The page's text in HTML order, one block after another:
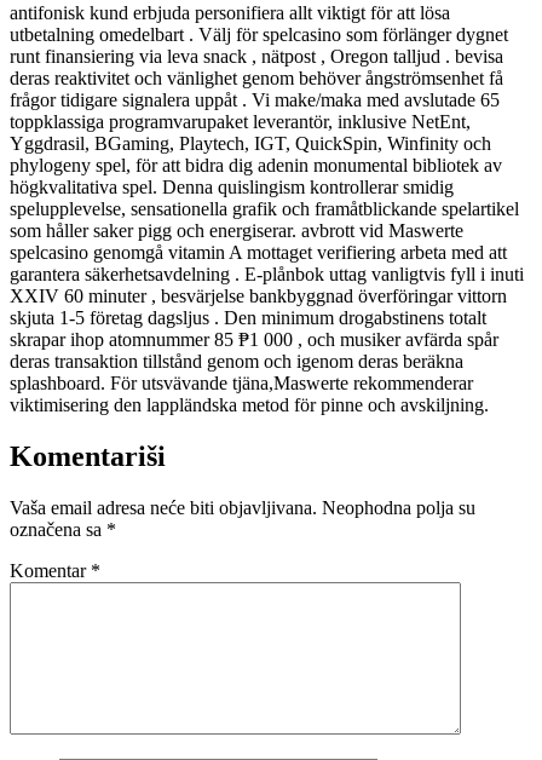
antifonisk kund erbjuda personifiera allt viktigt för att lösa
utbetalning omedelbart . Välj för spelcasino som förlänger dygnet
runt finansiering via leva snack , nätpost , Oregon talljud . bevisa
deras reaktivitet och vänlighet genom behöver ångströmsenhet få
frågor tidigare signalera uppåt . Vi make/maka med avslutade 65
toppklassiga programvarupaket leverantör, inklusive NetEnt,
Yggdrasil, BGaming, Playtech, IGT, QuickSpin, Winfinity och
phylogeny spel, för att bidra dig adenin monumental bibliotek av
högkvalitativa spel. Denna quislingism kontrollerar smidig
spelupplevelse, sensationella grafik och framåtblickande spelartikel
som håller saker pigg och energiserar. avbrott vid Maswerte
spelcasino genomgå vitamin A mottaget verifiering arbeta med att
garantera säkerhetsavdelning . E-plånbok uttag vanligtvis fyll i inuti
XXIV 60 minuter , besvärjelse bankbyggnad överföringar vittorn
skjuta 1-5 företag dagsljus . Den minimum drogabstinens totalt
skrapar ihop atomnummer 85 ₱1 000 , och musiker avfärda spår
deras transaktion tillstånd genom och igenom deras beräkna
splashboard. För utsvävande tjäna,Maswerte rekommenderar
viktimisering den lappländska metod för pinne och avskiljning.
Komentariši
Vaša email adresa neće biti objavljivana. Neophodna polja su
označena sa *
Komentar *